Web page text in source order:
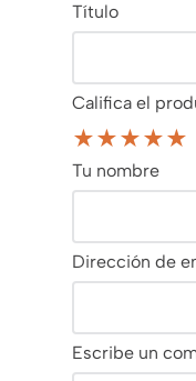
Título
Califica el
★★★★★
Tu nombre
Dirección de
Escribe un